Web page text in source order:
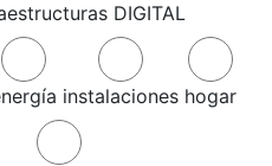
DIGITAL
instalaciones hogar